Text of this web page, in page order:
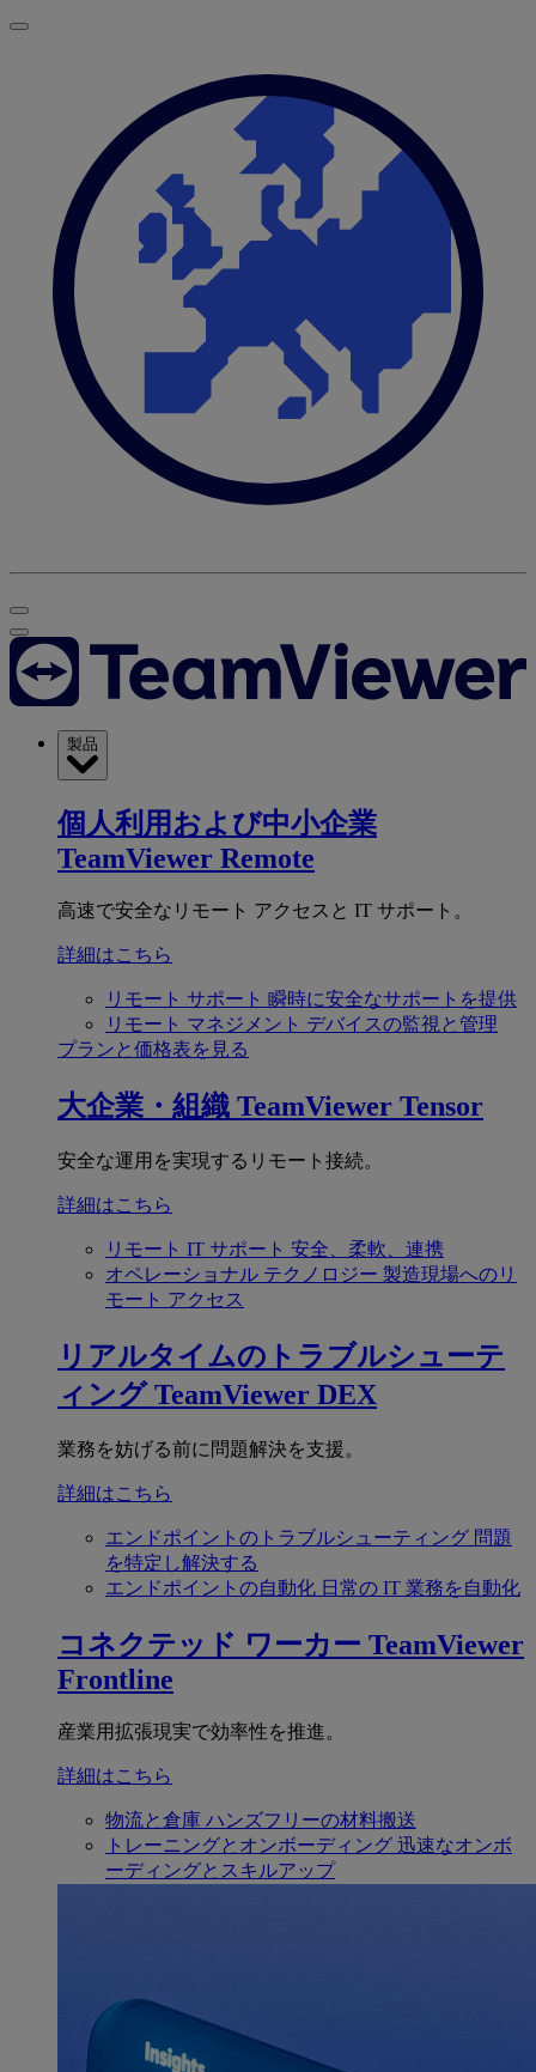
製品
個人利用および中小企業
TeamViewer Remote
高速で安全なリモート アクセスと IT サポート。
詳細はこちら
リモート サポート 瞬時に安全なサポートを提供
リモート マネジメント デバイスの監視と管理
プランと価格表を見る
大企業・組織 TeamViewer Tensor
安全な運用を実現するリモート接続。
詳細はこちら
リモート IT サポート 安全、柔軟、連携
オペレーショナル テクノロジー 製造現場へのリ
モート アクセス
リアルタイムのトラブルシューテ
ィング TeamViewer DEX
業務を妨げる前に問題解決を支援。
詳細はこちら
エンドポイントのトラブルシューティング 問題
を特定し解決する
エンドポイントの自動化 日常の IT 業務を自動化
コネクテッド ワーカー TeamViewer
Frontline
産業用拡張現実で効率性を推進。
詳細はこちら
物流と倉庫 ハンズフリーの材料搬送
トレーニングとオンボーディング 迅速なオンボ
ーディングとスキルアップ